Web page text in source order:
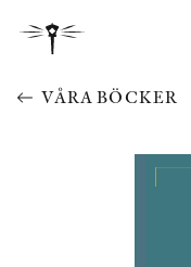
VÅRA BÖCKER